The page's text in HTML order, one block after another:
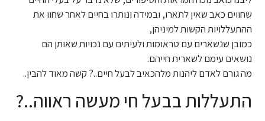
שחווים כאב שאין לתארו, ובמידה ונותרו בחיים לאחר שחוו את
ההתעללויות הקשות למיניהן,
כמובן שנשארים עם טראומות ולעיתים עם נכויות שאותן הם
נושאים עימם לשארית חייהם.
מה גורם לאדם ליהנות מלהכאיב לבעל חיים..? קשה מאוד להבין..
התעללות בבעל חי מעשה ראווה..?